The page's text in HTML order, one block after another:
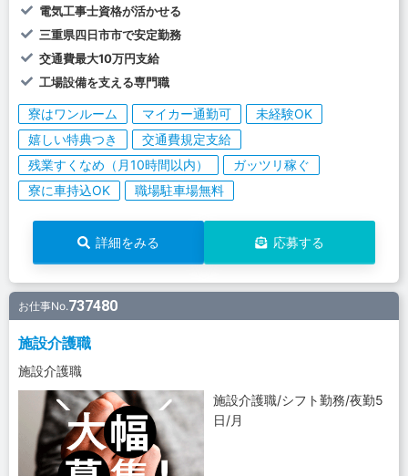
電気工事士資格が活かせる
三重県四日市市で安定勤務
交通費最大10万円支給
工場設備を支える専門職
寮はワンルーム マイカー通勤可
未経験OK
嬉しい特典つき
交通費規定支給
残業すくなめ（月10時間以内）
ガッツリ稼ぐ
寮に車持込OK
職場駐車場無料
詳細をみる 応募する
お仕事No.737480
施設介護職
施設介護職
施設介護職/シフト勤務/夜勤5
日/月